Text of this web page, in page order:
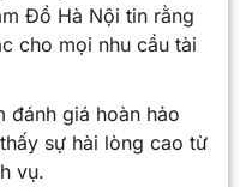
Đồ Hà Nội tin rằng
cho mọi nhu cầu tài
đánh giá hoàn hảo
sự hài lòng cao từ
vụ.